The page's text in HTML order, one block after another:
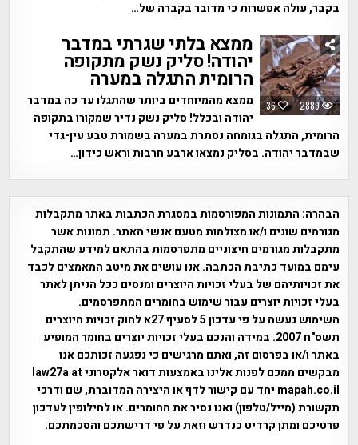
בקבר, עולה אפשרות כי מדובר בקברה של…
36 2889
ממצא בלתי שגרתי במדבר
יהודה! סליק נשק מתקופה
הרומית התגלה במערה
ממצא מהמיוחדים ביותר שהתגלו עד כה במדבר
יהודה ובכלל! סליק נשק נדיר שמקורו בתקופה
הרומית, התגלה בגומחה נסתרת במערה בשמורת טבע עין-גדי
שבמדבר יהודה. בסליק נמצאו ארבע חרבות וראש כידון…
הבהרה: התמונות המפורסמות במסגרת הכתבות באתר מתקבלות
מגורמים שונים ו/או מצולמות מטעם אנשי האתר. תמונות אשר
מתקבלות מגורמים חיצוניים מתפרסמות בהתאם למידע שהתקבל
עימם במועד כתיבת הכתבה. אנו עושים את מיטב המאמצים לכבד
את זכויותיהם של בעלי זכויות היוצרים ומנסים ככל הניתן לאתר
בעלי זכויות יוצרים עבור שימוש בחומרים המתפרסמים.
השימוש נעשה על פי עדכון 5 לסעיף 27א לחוק זכויות היוצרים
תשס"ח 2007. במידה והנכם בעלי זכויות יוצרים בחומר המופיע
באתר ו/או בפרסום זה, ואתם מרגישים כי נפגעה זכותכם אנו
מבקשים ממכם לפנות אלינו באמצעות דואר אלקטרוני law27a at
mapah.co.il יחד עם קישור לדף או היצירה המדוברת, שם ודרכי
תקשורת (מייל/טלפון) ואנו נסיר את החומרים. או לחילופין לעדכון
פרטיכם ומתן קרדיט כנדרש וזאת על פי דרישתכם והסכמתכם.